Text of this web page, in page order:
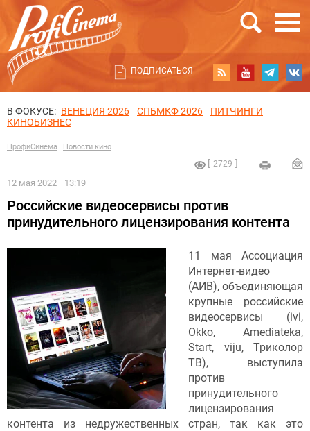
ПОДПИСАТЬСЯ
В ФОКУСЕ: ВЕНЕЦИЯ 2026 СПБМКФ 2026
ПИТЧИНГИ
КИНОБИЗНЕС
ПрофиСинема Новости кино
2729
12 мая 2022 13:19
Российские видеосервисы против
принудительного лицензирования контента
11 мая Ассоциация
Интернет-видео
(АИВ), объединяющая
крупные российские
видеосервисы (ivi,
Okko, Amediateka,
Start, viju, Триколор
ТВ), выступила
против
принудительного
лицензирования
контента из недружественных стран, так как это